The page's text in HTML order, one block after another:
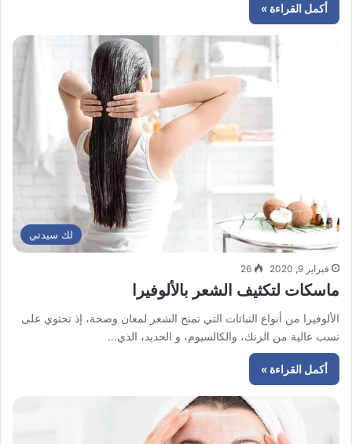
أكمل القراءة »
لك سيدتي
فبراير 9, 2020 26
ماسكات لتكثيف الشعر بالألوفيرا
الألوفيرا من أنواع النباتات التي تمنح الشعر لمعان وصحة، إذ تحتوي على
نسب عالية من الزنك، والكالسيوم، و الحديد، الذي…
أكمل القراءة »